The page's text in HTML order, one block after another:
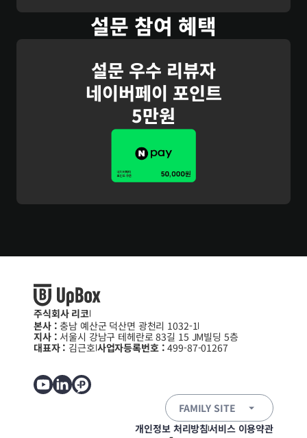
설문 참여 혜택
설문 우수 리뷰자
네이버페이 포인트
5만원
주식회사 리코
본사 : 충남 예산군 덕산면 광천리 1032-1
지사 : 서울시 강남구 테헤란로 83길 15 JM빌딩 5층
대표자 : 김근호사업자등록번호 : 499-87-01267
FAMILY SITE
개인정보 처리방침서비스 이용약관